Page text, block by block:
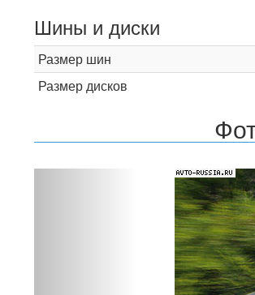
Шины и диски
Размер шин
Размер дисков